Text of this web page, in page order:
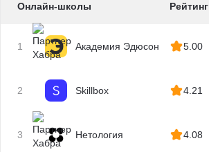
Онлайн-школы Рейтинг
1 Академия Эдюсон 5.00
2 Skillbox 4.21
3 Нетология 4.08